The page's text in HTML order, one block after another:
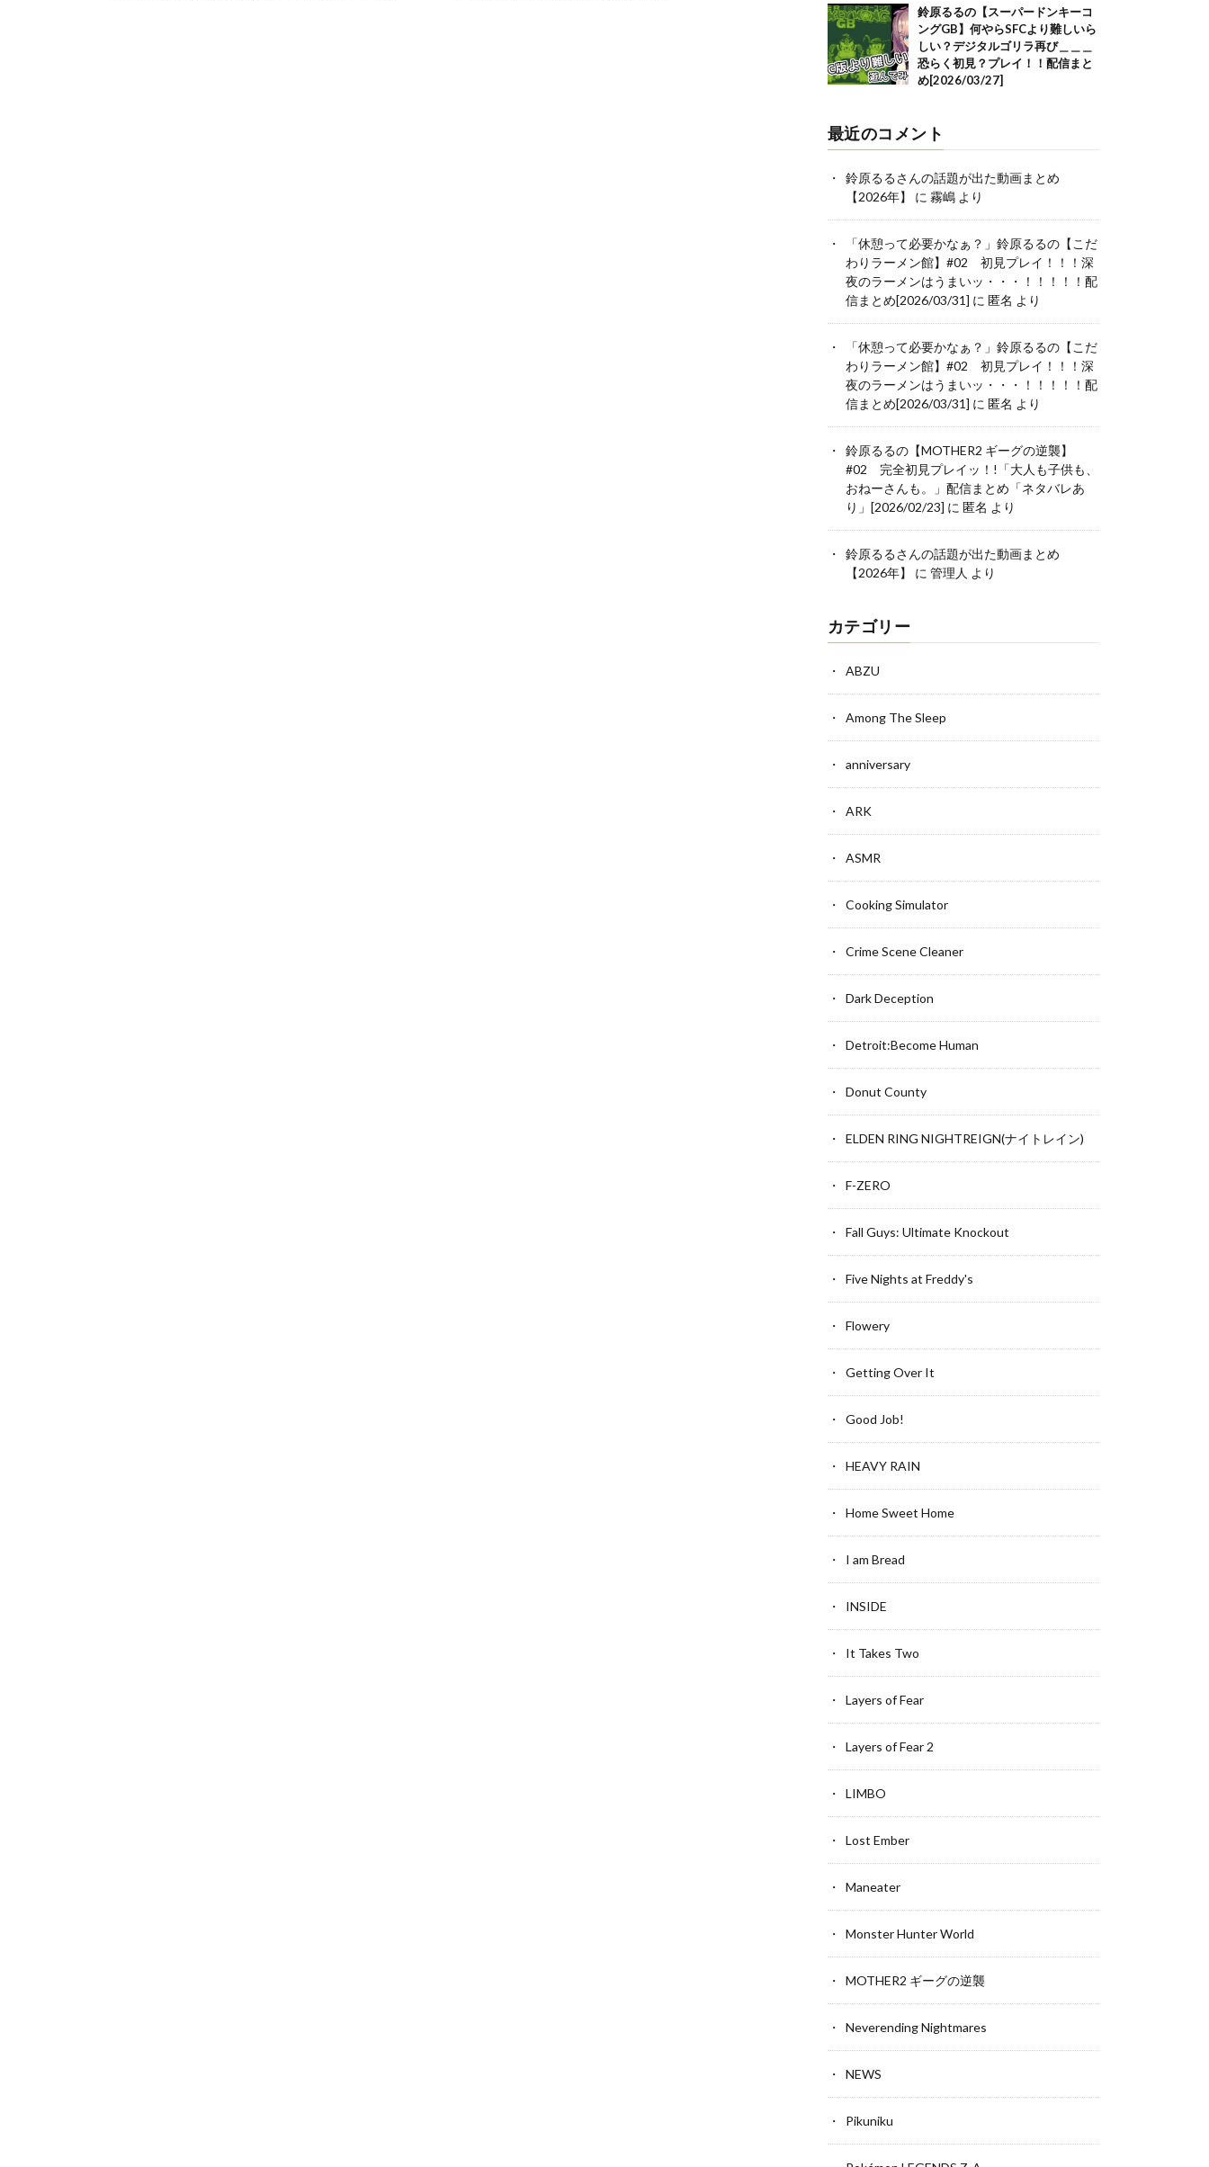
鈴原るるの【スーパードンキーコ
ングGB】何やらSFCより難しいら
しい？デジタルゴリラ再び＿＿＿
恐らく初見？プレイ！！配信まと
め[2026/03/27]
最近のコメント
鈴原るるさんの話題が出た動画まとめ
【2026年】
に 霧嶋より
「休憩って必要かなぁ？」鈴原るるの【こだ
わりラーメン館】#02 初見プレイ！！！深
夜のラーメンはうまいッ・・・！！！！！配
信まとめ[2026/03/31] に 匿名 より
「休憩って必要かなぁ？」鈴原るるの【こだ
わりラーメン館】#02 初見プレイ！！！深
夜のラーメンはうまいッ・・・！！！！！配
信まとめ[2026/03/31] に 匿名 より
鈴原るるの【MOTHER2 ギーグの逆襲】
#02 完全初見プレイッ！!「大人も子供も、
おねーさんも。」配信まとめ「ネタバレあ
り」[2026/02/23] に 匿名 より
鈴原るるさんの話題が出た動画まとめ
【2026年】
に 管理人 より
カテゴリー
ABZU
Among The Sleep
anniversary
ARK
ASMR
Cooking Simulator
Crime Scene Cleaner
Dark Deception
Detroit:Become Human
Donut County
ELDEN RING NIGHTREIGN(ナイトレイン)
F-ZERO
Fall Guys: Ultimate Knockout
Five Nights at Freddy's
Flowery
Getting Over It
Good Job!
HEAVY RAIN
Home Sweet Home
I am Bread
INSIDE
It Takes Two
Layers of Fear
Layers of Fear 2
LIMBO
Lost Ember
Maneater
Monster Hunter World
MOTHER2 ギーグの逆襲
Neverending Nightmares
NEWS
Pikuniku